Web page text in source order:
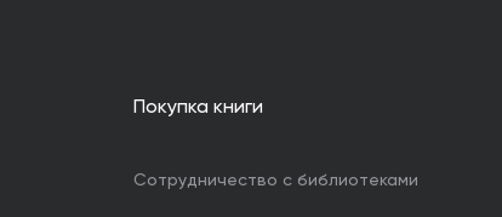
Покупка книги
Сотрудничество с библиотеками